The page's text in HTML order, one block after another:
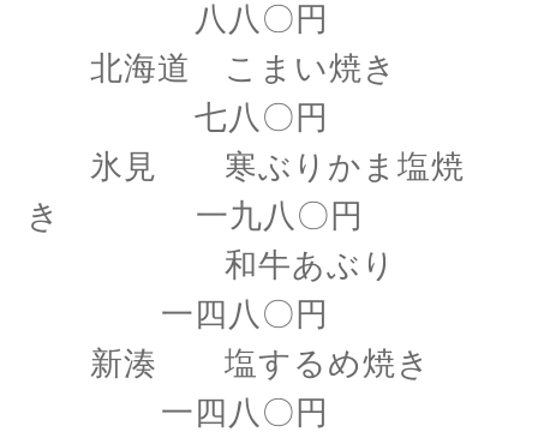
八八〇円
北海道 こまい焼き
七八〇円
氷見 寒ぶりかま塩焼
き 一九八〇円
和牛あぶり
一四八〇円
新湊 塩するめ焼き
一四八〇円